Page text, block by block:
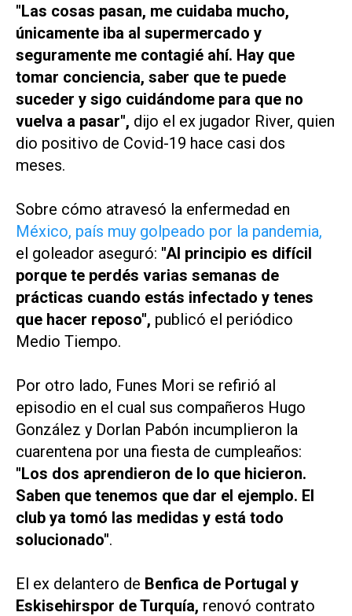
"Las cosas pasan, me cuidaba mucho,
únicamente iba al supermercado y
seguramente me contagié ahí. Hay que
tomar conciencia, saber que te puede
suceder y sigo cuidándome para que no
vuelva a pasar", dijo el ex jugador River, quien
dio positivo de Covid-19 hace casi dos
meses.
Sobre cómo atravesó la enfermedad en
México, país muy golpeado por la pandemia,
el goleador aseguró: "Al principio es difícil
porque te perdés varias semanas de
prácticas cuando estás infectado y tenes
que hacer reposo", publicó el periódico
Medio Tiempo.
Por otro lado, Funes Mori se refirió al
episodio en el cual sus compañeros Hugo
González y Dorlan Pabón incumplieron la
cuarentena por una fiesta de cumpleaños:
"Los dos aprendieron de lo que hicieron.
Saben que tenemos que dar el ejemplo. El
club ya tomó las medidas y está todo
solucionado".
El ex delantero de Benfica de Portugal y
Eskisehirspor de Turquía, renovó contrato